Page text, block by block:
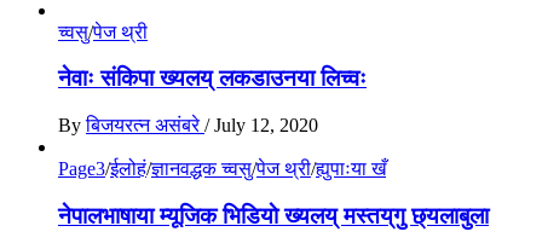
च्वसु/पेज थ्री
नेवाः संकिपा ख्यलय् लकडाउनया लिच्वः
By बिजयरत्न असंबरे/ July 12, 2020
Page3/ईलोहं/ज्ञानवद्धक च्वसु/पेज थ्री/ह्युपाःया खँ
नेपालभाषाया म्यूजिक भिडियाे ख्यलय् मस्तय्‌गु छ्यलाबुला